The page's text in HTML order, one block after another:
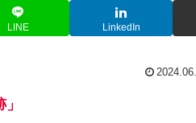
LINE LinkedIn